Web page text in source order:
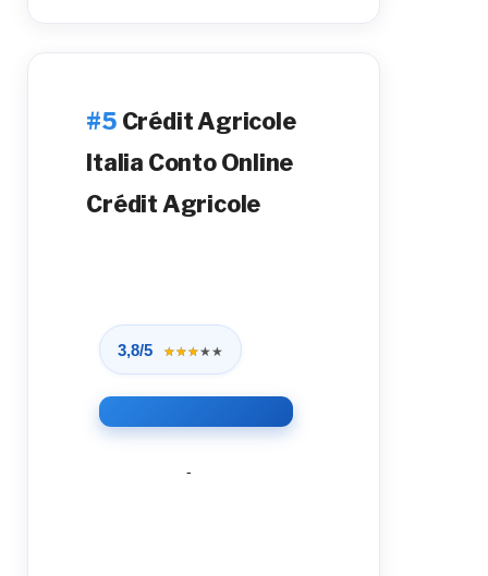
Crédit Agricole
Italia Conto Online
Crédit Agricole
3,8/5 ★★★★★
★★★★★
-